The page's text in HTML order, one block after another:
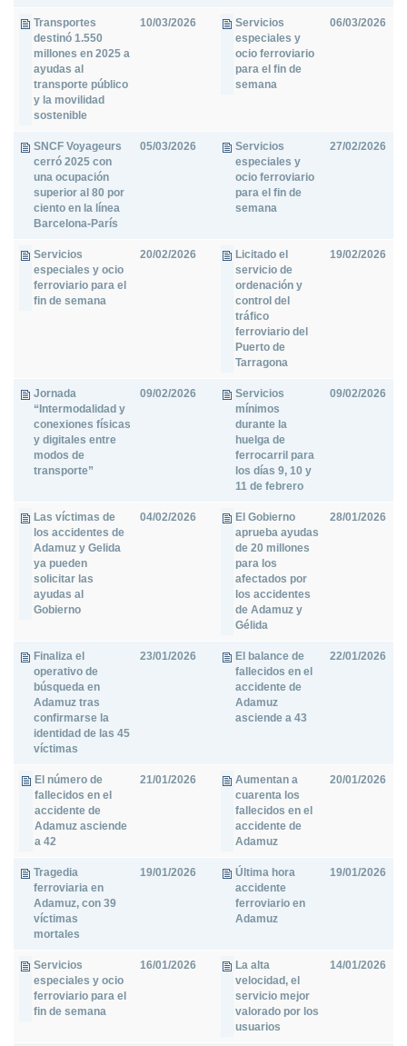
Transportes
destinó 1.550
millones en 2025 a
ayudas al
transporte público
y la movilidad
sostenible
10/03/2026
Servicios
especiales y
ocio ferroviario
para el fin de
semana
06/03/2026
SNCF Voyageurs
cerró 2025 con
una ocupación
superior al 80 por
ciento en la línea
Barcelona-París
05/03/2026
Servicios
especiales y
ocio ferroviario
para el fin de
semana
27/02/2026
Servicios
especiales y ocio
ferroviario para el
fin de semana
20/02/2026
Licitado el
servicio de
ordenación y
control del
tráfico
ferroviario del
Puerto de
Tarragona
19/02/2026
Jornada
“Intermodalidad y
conexiones físicas
y digitales entre
modos de
transporte”
09/02/2026
Servicios
mínimos
durante la
huelga de
ferrocarril para
los días 9, 10 y
11 de febrero
09/02/2026
Las víctimas de
los accidentes de
Adamuz y Gelida
ya pueden
solicitar las
ayudas al
Gobierno
04/02/2026
El Gobierno
aprueba ayudas
de 20 millones
para los
afectados por
los accidentes
de Adamuz y
Gélida
28/01/2026
Finaliza el
operativo de
búsqueda en
Adamuz tras
confirmarse la
identidad de las 45
víctimas
23/01/2026
El balance de
fallecidos en el
accidente de
Adamuz
asciende a 43
22/01/2026
El número de
fallecidos en el
accidente de
Adamuz asciende
a 42
21/01/2026
Aumentan a
cuarenta los
fallecidos en el
accidente de
Adamuz
20/01/2026
Tragedia
ferroviaria en
Adamuz, con 39
víctimas
mortales
19/01/2026
Última hora
accidente
ferroviario en
Adamuz
19/01/2026
Servicios
especiales y ocio
ferroviario para el
fin de semana
16/01/2026
La alta
velocidad, el
servicio mejor
valorado por los
usuarios
14/01/2026